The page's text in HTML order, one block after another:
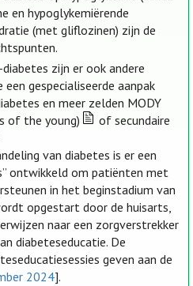
en hypoglykemiërende
(met gliflozinen) zijn de
zijn er ook andere
gespecialiseerde aanpak
en meer zelden MODY
of the young)
of secundaire
van diabetes is er een
ontwikkeld om patiënten met
in het beginstadium van
opgestart door de huisarts,
naar een zorgverstrekker
diabeteseducatie. De
geven aan de
2024].